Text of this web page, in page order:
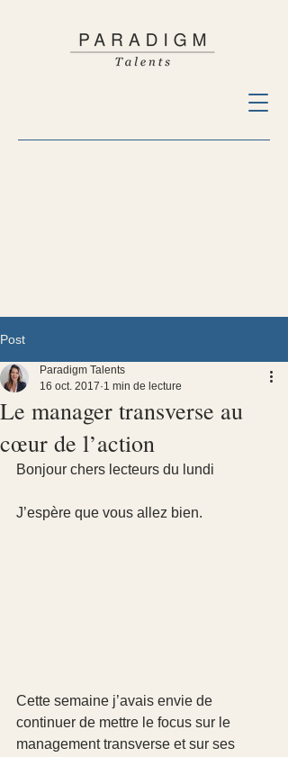
Post
Le manager transverse au
cœur de l’action
Paradigm Talents
16 oct. 2017 1 min de lecture
Bonjour chers lecteurs du lundi
J’espère que vous allez bien.
Cette semaine j’avais envie de
continuer de mettre le focus sur le
management transverse et sur ses